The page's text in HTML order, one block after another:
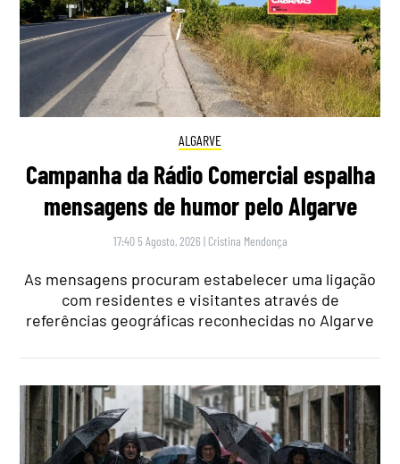
ALGARVE
Campanha da Rádio Comercial espalha
mensagens de humor pelo Algarve
17:40 5 Agosto, 2026 | Cristina Mendonça
As mensagens procuram estabelecer uma ligação
com residentes e visitantes através de
referências geográficas reconhecidas no Algarve